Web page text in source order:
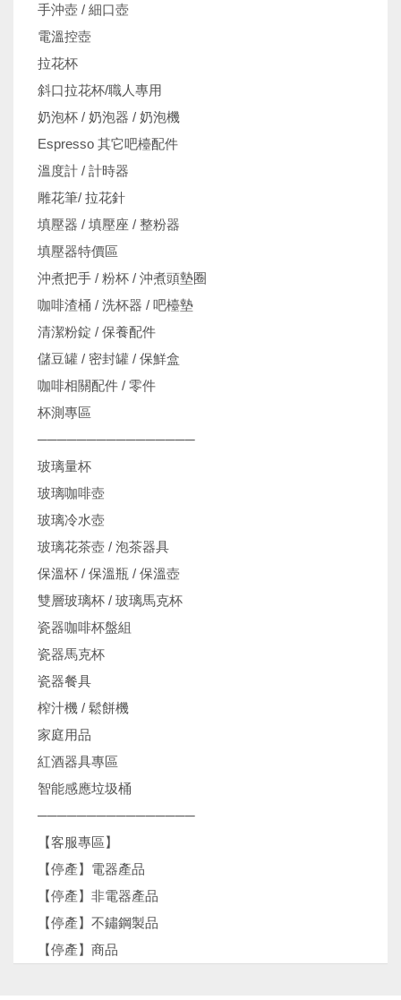
手沖壺 / 細口壺
電溫控壺
拉花杯
斜口拉花杯/職人專用
奶泡杯 / 奶泡器 / 奶泡機
Espresso 其它吧檯配件
溫度計 / 計時器
雕花筆/ 拉花針
填壓器 / 填壓座 / 整粉器
填壓器特價區
沖煮把手 / 粉杯 / 沖煮頭墊圈
咖啡渣桶 / 洗杯器 / 吧檯墊
清潔粉錠 / 保養配件
儲豆罐 / 密封罐 / 保鮮盒
咖啡相關配件 / 零件
杯測專區
────────────────
玻璃量杯
玻璃咖啡壺
玻璃冷水壺
玻璃花茶壺 / 泡茶器具
保溫杯 / 保溫瓶 / 保溫壺
雙層玻璃杯 / 玻璃馬克杯
瓷器咖啡杯盤組
瓷器馬克杯
瓷器餐具
榨汁機 / 鬆餅機
家庭用品
紅酒器具專區
智能感應垃圾桶
────────────────
【客服專區】
【停產】電器產品
【停產】非電器產品
【停產】不鏽鋼製品
【停產】商品